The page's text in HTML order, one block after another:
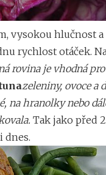
vysokou hlučnost
rychlost otáček.
rovina je vhodná
zeleniny, ovoce
na hranolky nebo
Tak jako před
dnes.